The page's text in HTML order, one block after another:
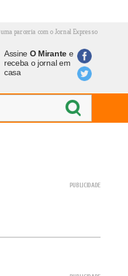
uma parceria com o Jornal Expresso
Assine O Mirantee
receba o jornal em
casa